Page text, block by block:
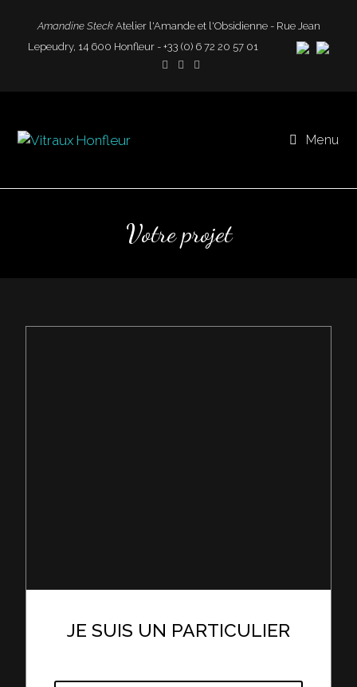
Amandine SteckAtelier l'Amande et l'Obsidienne - Rue Jean
Lepeudry, 14 600 Honfleur - +33 (0) 6 72 20 57 01
Menu
Votre projet
JE SUIS UN PARTICULIER